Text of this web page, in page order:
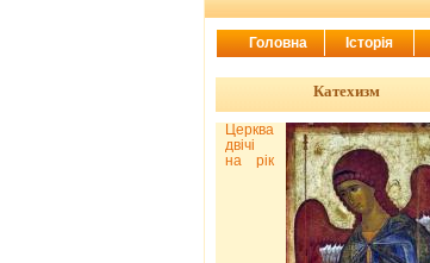
Катехизм
Церква
двічі
на рік
Головна Історія